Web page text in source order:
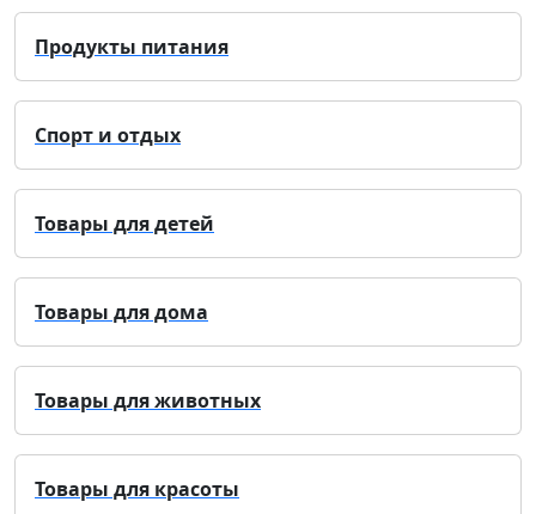
Продукты питания
Спорт и отдых
Товары для детей
Товары для дома
Товары для животных
Товары для красоты